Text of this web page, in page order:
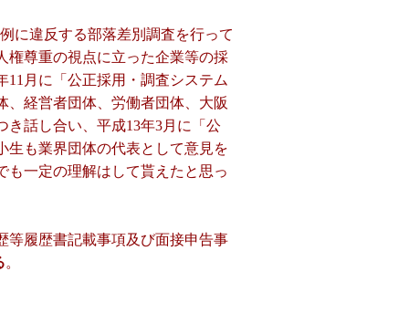
に違反する部落差別調査を行って
権尊重の視点に立った企業等の採
11 月に「公正採用・調査システム
、経営者団体、労働者団体、大阪
き話し合い、平成13年3月に「公
生も業界団体の代表として意見を
も一定の理解はして貰えたと思っ
等履歴書記載事項及び面接申告事
。